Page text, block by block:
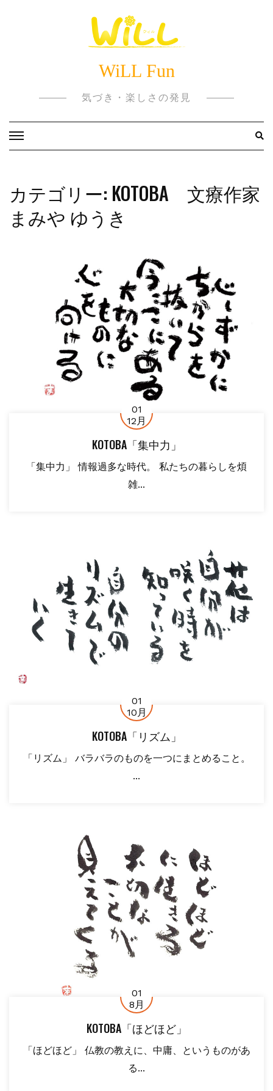
WiLL Fun
気づき・楽しさの発見
カテゴリー: KOTOBA 文療作家
まみや ゆうき
01
12月
KOTOBA「集中力」
「集中力」 情報過多な時代。 私たちの暮らしを煩
雑...
01
10月
KOTOBA「リズム」
「リズム」 バラバラのものを一つにまとめること。
...
01
8月
KOTOBA「ほどほど」
「ほどほど」 仏教の教えに、中庸、というものがあ
る...